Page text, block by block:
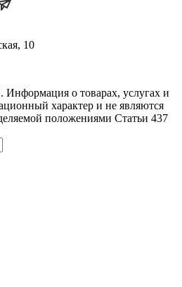
10
о товарах, услугах и
характер и не являются
положениями Статьи 437